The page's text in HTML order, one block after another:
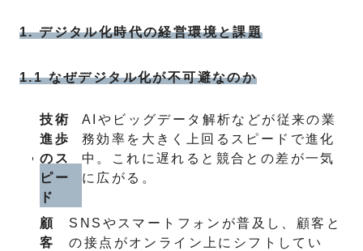
1. デジタル化時代の経営環境と課題
1.1 なぜデジタル化が不可避なのか
技術
進歩
のス
ピー
ド
AIやビッグデータ解析などが従来の業
務効率を大きく上回るスピードで進化
中。これに遅れると競合との差が一気
に広がる。
顧
客
SNSやスマートフォンが普及し、顧客と
の接点がオンライン上にシフトしてい